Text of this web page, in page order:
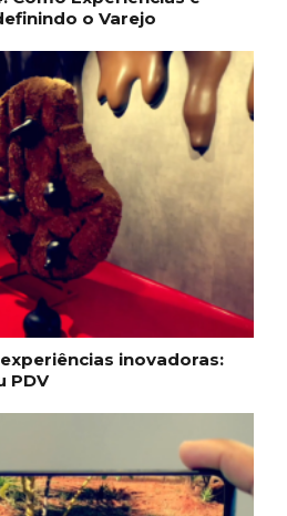
o Varejo
inovadoras:
PDV